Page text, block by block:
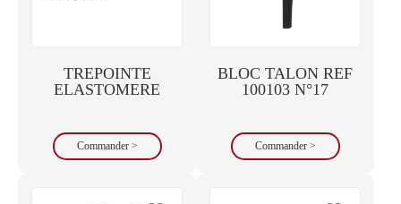
TREPOINTE
ELASTOMERE
Commander >
BLOC TALON REF
100103 N°17
Commander >